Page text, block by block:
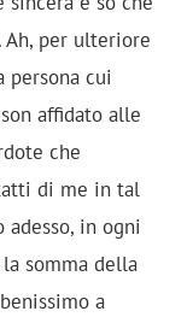
Ah, per ulteriore
persona cui
affidato alle
che
di me in tal
in ogni
somma della
a